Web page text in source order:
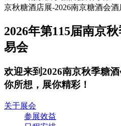
2026年第115届南京
易会
欢迎来到2026南京秋季糖
你所想，展你精彩！
关于展会
参展效益